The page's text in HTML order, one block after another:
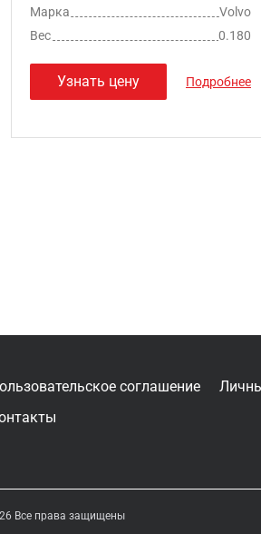
Марка
Volvo
Вес
0.180
Узнать цену Подробнее
соглашение
Все права защищены